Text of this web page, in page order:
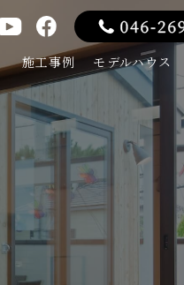
施工事例 モデルハウス